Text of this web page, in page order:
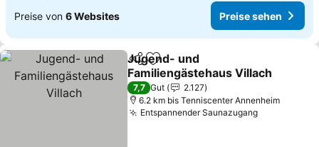
Preise von 6 Websites Preise sehen
TeilenZu Favoriten hinzufügen
Jugend- und
Familiengästehaus Villach
7,7 Gut
2.127
6.2 km bis Tenniscenter Annenheim
Entspannender Saunazugang